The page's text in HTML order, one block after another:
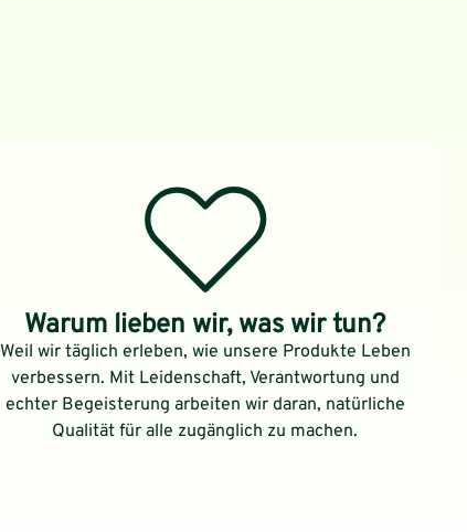
Warum lieben wir, was wir tun?
Weil wir täglich erleben, wie unsere Produkte Leben
verbessern. Mit Leidenschaft, Verantwortung und
echter Begeisterung arbeiten wir daran, natürliche
Qualität für alle zugänglich zu machen.